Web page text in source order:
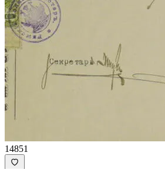
14851